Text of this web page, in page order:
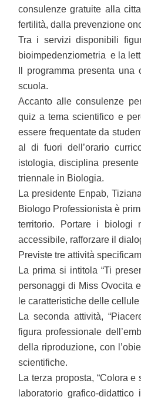
consulenze gratuite alla
fertilità, dalla prevenzione
Tra i servizi disponibili
bioimpedenziometria e la
Il programma presenta
scuola.
Accanto alle consulenze
quiz a tema scientifico e
essere frequentate da
al di fuori dell’orario
istologia, disciplina
triennale in Biologia.
La presidente Enpab,
Biologo Professionista è
territorio. Portare i biologi
accessibile, rafforzare il
Previste tre attività
La prima si intitola “Ti
personaggi di Miss Ovocita
le caratteristiche delle
La seconda attività,
figura professionale
della riproduzione, con
scientifiche.
La terza proposta, “Colora
laboratorio grafico-